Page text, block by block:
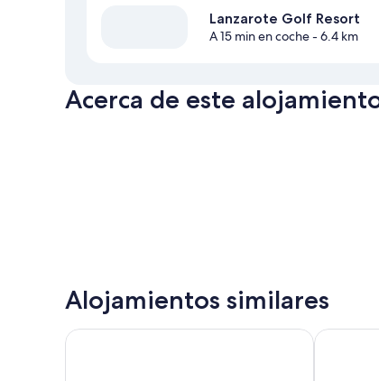
Lanzarote Golf Resort
A 15 min en coche- 6.4 km
Acerca de este
Alojamientos similares
Apartamentos HG Lomo Blanco Relaxia